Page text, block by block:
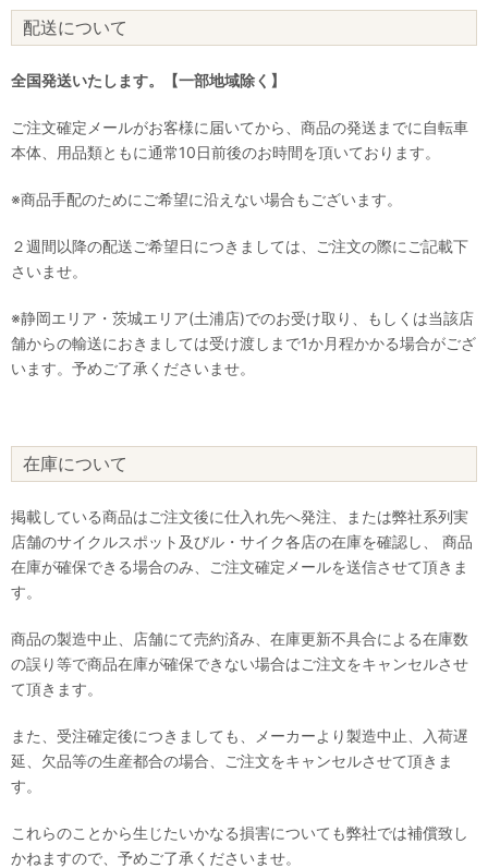
配送について
全国発送いたします。【一部地域除く】
ご注文確定メールがお客様に届いてから、商品の発送までに自転車
本体、用品類ともに通常10日前後のお時間を頂いております。
※商品手配のためにご希望に沿えない場合もございます。
２週間以降の配送ご希望日につきましては、ご注文の際にご記載下
さいませ。
※静岡エリア・茨城エリア(土浦店)でのお受け取り、もしくは当該店
舗からの輸送におきましては受け渡しまで1か月程かかる場合がござ
います。予めご了承くださいませ。
在庫について
掲載している商品はご注文後に仕入れ先へ発注、または弊社系列実
店舗のサイクルスポット及びル・サイク各店の在庫を確認し、 商品
在庫が確保できる場合のみ、ご注文確定メールを送信させて頂きま
す。
商品の製造中止、店舗にて売約済み、在庫更新不具合による在庫数
の誤り等で商品在庫が確保できない場合はご注文をキャンセルさせ
て頂きます。
また、受注確定後につきましても、メーカーより製造中止、入荷遅
延、欠品等の生産都合の場合、ご注文をキャンセルさせて頂きま
す。
これらのことから生じたいかなる損害についても弊社では補償致し
かねますので、予めご了承くださいませ。